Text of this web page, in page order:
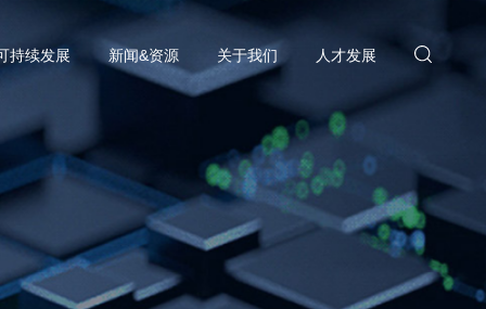
持续发展 新闻&资源 关于我们 人才发展